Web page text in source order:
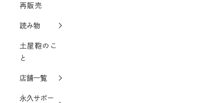
再販売
読み物
土屋鞄のこ
と
店舗一覧
永久サポー